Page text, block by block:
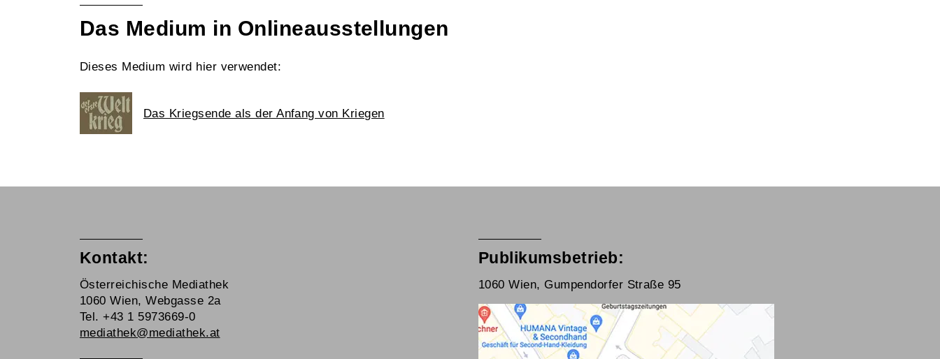
Das Medium in Onlineausstellungen
Dieses Medium wird hier verwendet:
Das Kriegsende als der Anfang von Kriegen
Kontakt:
Österreichische Mediathek
1060 Wien, Webgasse 2a
Tel. +43 1 5973669-0
mediathek@mediathek.at
Publikumsbetrieb:
1060 Wien, Gumpendorfer Straße 95